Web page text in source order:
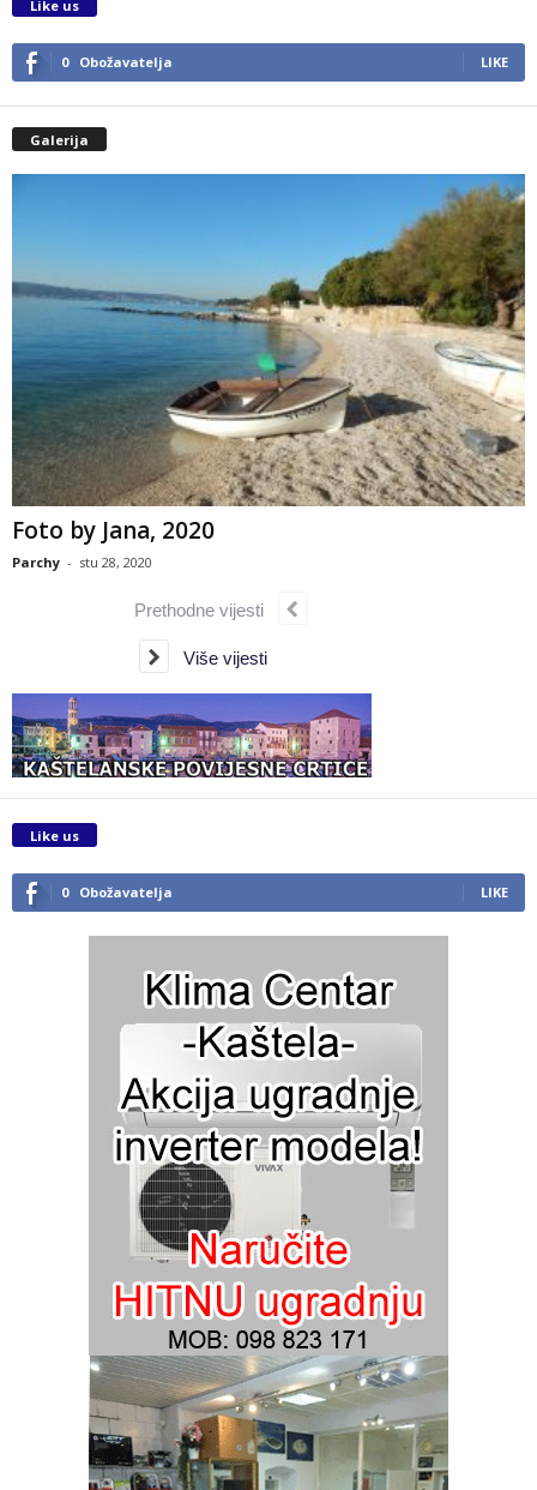
Like us
0 Obožavatelja LIKE
Galerija
Foto by Jana, 2020
Parchy - stu 28, 2020
Prethodne vijesti
Više vijesti
Like us
0 Obožavatelja LIKE